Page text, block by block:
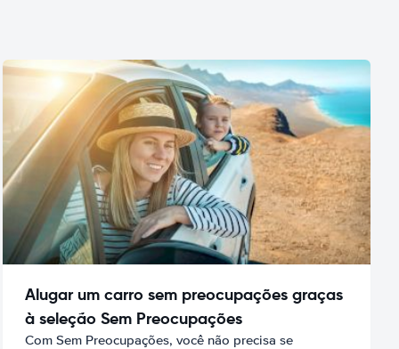
Alugar um carro sem preocupações graças
à seleção Sem Preocupações
Com Sem Preocupações, você não precisa se